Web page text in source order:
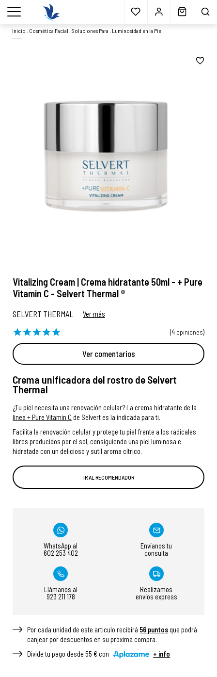
Envío gratisa partir 40€* Muestras gratis Blog
menu
Inicio Cosmética Facial .Soluciones Para Luminosidad en la Piel
Vitalizing Cream | Crema hidratante 50ml - + Pure
Vitamin C - Selvert Thermal ®
SELVERT THERMAL Ver más
(4 opiniones)
Ver comentarios
Crema unificadora del rostro de Selvert
Thermal
¿Tu piel necesita una renovación celular? La crema hidratante de la
línea + Pure Vitamin C de Selvert es la indicada para ti.
Facilita la renovación celular y protege tu piel frente a los radicales
libres producidos por el sol, consiguiendo una piel luminosa e
hidratada con un delicioso y sutil aroma cítrico.
IR AL RECOMENDADOR
WhatsApp al
602 253 402
Envíanos tu
consulta
Llámanos al
923 211 178
Realizamos
envíos express
Por cada unidad de este articulo recibirá 56 puntos que podrá
canjear por descuentos en su próxima compra.
Divide tu pago desde 55 € con
+ info